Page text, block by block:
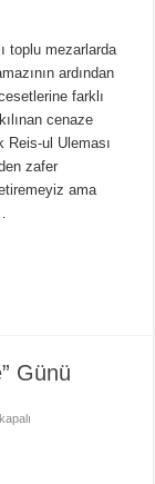
toplu mezarlarda
ardından
farklı
cenaze
Reis-ul Uleması
zafer
ama
Günü